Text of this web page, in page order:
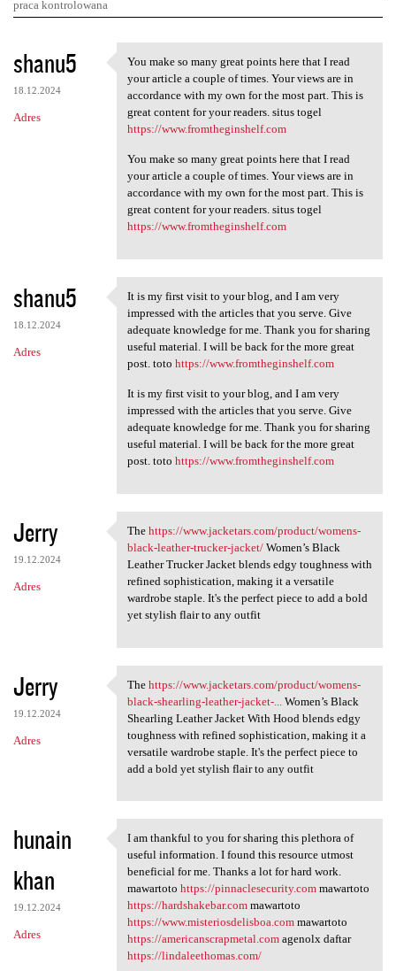
praca kontrolowana
K
o
m
e
shanu5
18.12.2024
Adres
You make so many great points
You make so many great points here that I read
your article a couple of times. Your views are in
accordance with my own for the most part. This is
great content for your readers. situs togel
https://www.fromtheginshelf.com
You make so many great points here that I read
your article a couple of times. Your views are in
accordance with my own for the most part. This is
great content for your readers. situs togel
https://www.fromtheginshelf.com
shanu5
18.12.2024
Adres
It is my first visit to your
It is my first visit to your blog, and I am very
impressed with the articles that you serve. Give
adequate knowledge for me. Thank you for sharing
useful material. I will be back for the more great
post. toto https://www.fromtheginshelf.com
It is my first visit to your blog, and I am very
impressed with the articles that you serve. Give
adequate knowledge for me. Thank you for sharing
useful material. I will be back for the more great
post. toto https://www.fromtheginshelf.com
Jerry
19.12.2024
Adres
The https://www.jacketars.com
The https://www.jacketars.com/product/womens-
black-leather-trucker-jacket/Women’s Black
Leather Trucker Jacket blends edgy toughness with
refined sophistication, making it a versatile
wardrobe staple. It's the perfect piece to add a bold
yet stylish flair to any outfit
Jerry
19.12.2024
Adres
The https://www.jacketars.com
The https://www.jacketars.com/product/womens-
black-shearling-leather-jacket-...
Women’s Black
Shearling Leather Jacket With Hood blends edgy
toughness with refined sophistication, making it a
versatile wardrobe staple. It's the perfect piece to
add a bold yet stylish flair to any outfit
hunain
khan
19.12.2024
Adres
I am thankful to you for
I am thankful to you for sharing this plethora of
useful information. I found this resource utmost
beneficial for me. Thanks a lot for hard work.
mawartoto https://pinnaclesecurity.commawartoto
https://hardshakebar.commawartoto
https://www.misteriosdelisboa.commawartoto
https://americanscrapmetal.comagenolx daftar
https://lindaleethomas.com/